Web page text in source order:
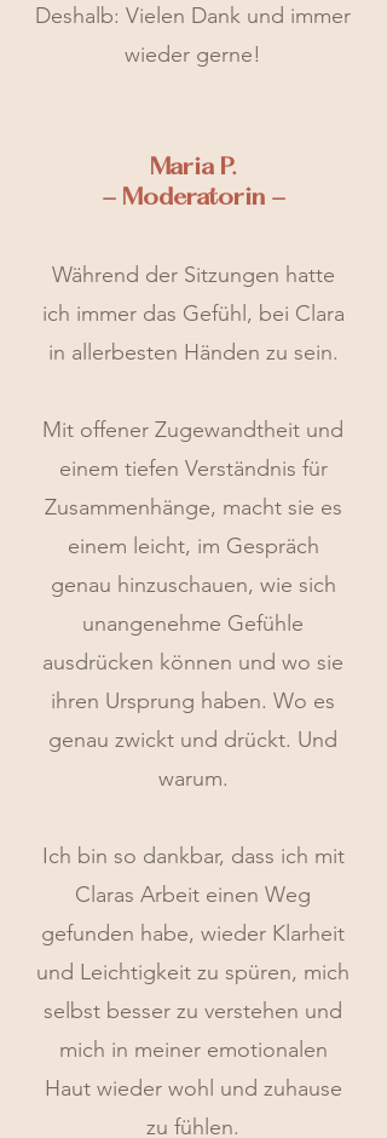
Deshalb: Vielen Dank und immer
wieder gerne!
Maria P.
- Moderatorin -
Während der Sitzungen hatte
ich immer das Gefühl, bei Clara
in allerbesten Händen zu sein.
Mit offener Zugewandtheit und
einem tiefen Verständnis für
Zusammenhänge, macht sie es
einem leicht, im Gespräch
genau hinzuschauen, wie sich
unangenehme Gefühle
ausdrücken können und wo sie
ihren Ursprung haben. Wo es
genau zwickt und drückt. Und
warum.
Ich bin so dankbar, dass ich mit
Claras Arbeit einen Weg
gefunden habe, wieder Klarheit
und Leichtigkeit zu spüren, mich
selbst besser zu verstehen und
mich in meiner emotionalen
Haut wieder wohl und zuhause
zu fühlen.